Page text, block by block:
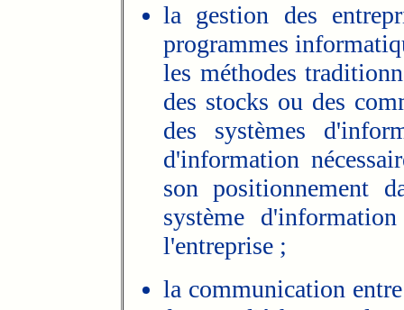
la gestion des
programmes
les méthodes
des stocks ou des
des systèmes
d'information
son positionnement
système
l'entreprise ;
la communication